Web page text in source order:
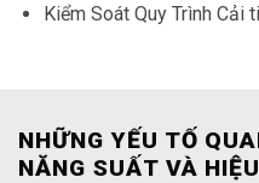
Kiểm Soát Quy Trình Cải
NHỮNG YẾU TỐ
NĂNG SUẤT VÀ